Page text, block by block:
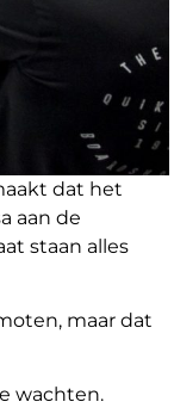
dat het
aan de
staan alles
maar dat
wachten.